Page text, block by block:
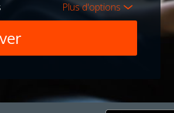
Plus d'options